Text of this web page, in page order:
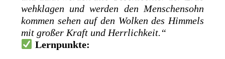
wehklagen und werden den Menschensohn
kommen sehen auf den Wolken des Himmels
mit großer Kraft und Herrlichkeit.“
Lernpunkte: